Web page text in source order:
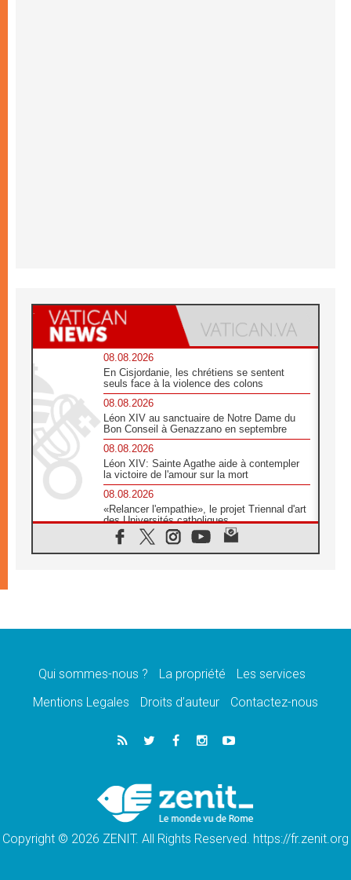
08.08.2026
En Cisjordanie, les chrétiens se sentent
seuls face à la violence des colons
08.08.2026
Léon XIV au sanctuaire de Notre Dame du
Bon Conseil à Genazzano en septembre
08.08.2026
Léon XIV: Sainte Agathe aide à contempler
la victoire de l'amour sur la mort
08.08.2026
«Relancer l'empathie», le projet Triennal d'art
des Universités catholiques
08.08.2026
Signis 2026, donner la parole aux religieuses
07.08.2026
07.08.2026
de l'Assomption et mémoire nationale
«La paix commence par l'empathie» estime
le cardinal Parolin
En Colombie, «la paix ne s'achète pas avec
une signature»
Qui sommes-nous ? La propriété
Les services
Mentions Legales
Droits d’auteur Contactez-nous
Copyright © 2026 ZENIT. All Rights Reserved. https://fr.zenit.org